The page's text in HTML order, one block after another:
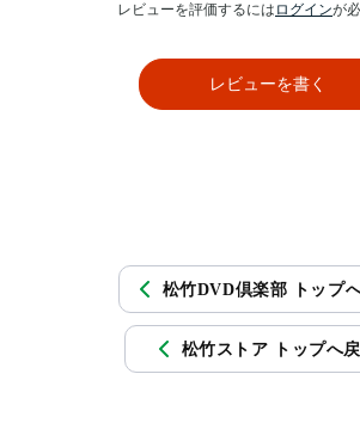
レビューを評価するには ログインが
レビューを書く
松竹DVD倶楽部 トップ
松竹ストア トップへ